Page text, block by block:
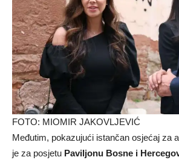
FOTO: MIOMIR JAKOVLJEVIĆ
​Međutim, pokazujući istančan osjećaj za
je za posjetu Paviljonu Bosne i